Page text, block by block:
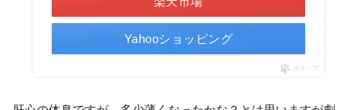
Yahooショッピング
ポチップ